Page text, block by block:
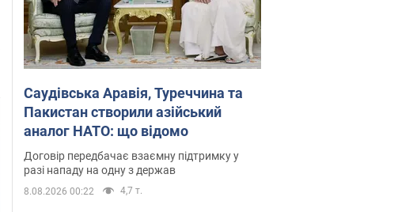
Саудівська Аравія, Туреччина та
Пакистан створили азійський
аналог НАТО: що відомо
Договір передбачає взаємну підтримку у
разі нападу на одну з держав
8.08.2026 00:22 4,7 т.